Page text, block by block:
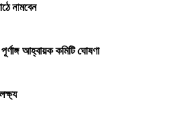
নামবেন
আহ্বায়ক কমিটি ঘোষণা